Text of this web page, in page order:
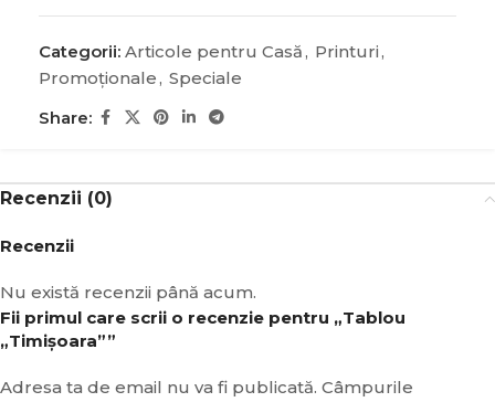
Categorii: Articole pentru Casă, Printuri,
Promoţionale, Speciale
Share:
Recenzii (0)
Recenzii
Nu există recenzii până acum.
Fii primul care scrii o recenzie pentru „Tablou
„Timişoara””
Adresa ta de email nu va fi publicată. Câmpurile